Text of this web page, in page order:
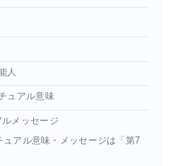
人
ュアル意味
メッセージ
アル意味・メッセージは「第7